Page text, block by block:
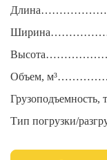
Объем,
Тип погрузки/